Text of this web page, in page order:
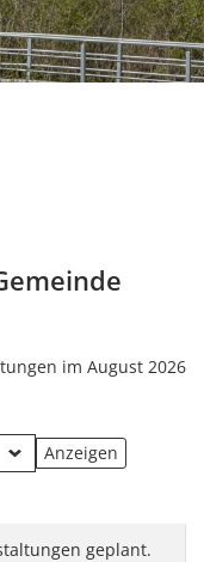
im August 2026
geplant.